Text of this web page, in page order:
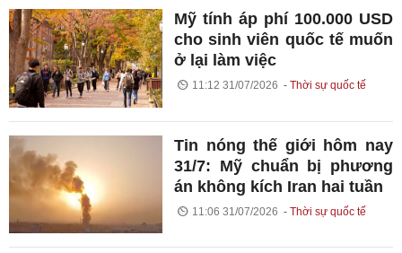
Mỹ tính áp phí 100.000 USD
cho sinh viên quốc tế muốn
ở lại làm việc
11:12 31/07/2026 Thời sự quốc tế
Tin nóng thế giới hôm nay
31/7: Mỹ chuẩn bị phương
án không kích Iran hai tuần
11:06 31/07/2026 Thời sự quốc tế